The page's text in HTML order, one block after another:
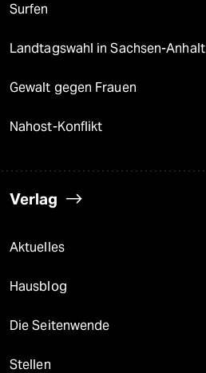
Surfen
Landtagswahl in Sachsen-Anhalt
Gewalt gegen Frauen
Nahost-Konflikt
Verlag
Aktuelles
Hausblog
Die Seitenwende
Stellen